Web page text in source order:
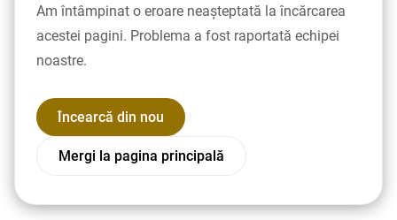
Am întâmpinat o eroare neașteptată la încărcarea
acestei pagini. Problema a fost raportată echipei
noastre.
Încearcă din nou
Mergi la pagina principală